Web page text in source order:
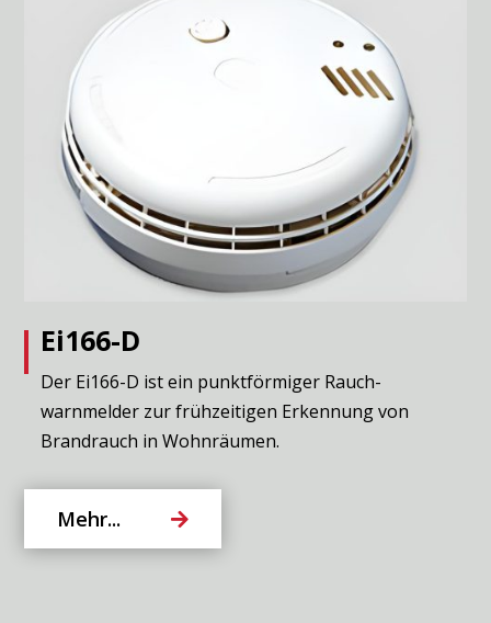
Ei166-D
Der Ei166-D ist ein punktförmiger Rauch-
warnmelder zur frühzeitigen Erkennung von
Brandrauch in Wohnräumen.
Mehr...